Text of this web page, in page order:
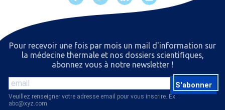
Pour recevoir une fois par mois un mail d'information sur
la médecine thermale et nos dossiers scientiﬁques,
abonnez vous à notre newsletter !
S'abonner
Veuillez renseigner votre adresse email pour vous inscrire. Ex. :
abc@xyz.com